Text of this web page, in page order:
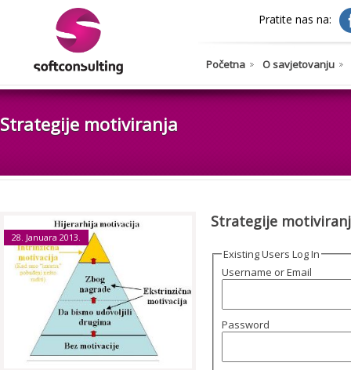
Pratite nas na:
Početna O savjetovanju
Strategije motiviranja
28. Januara 2013.
Strategije
Existing Users Log In
Username or Email
Password